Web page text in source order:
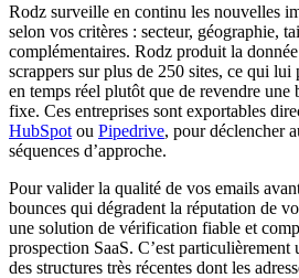
Rodz surveille en continu les nouvelles
selon vos critères : secteur, géographie,
complémentaires. Rodz produit la
scrappers sur plus de 250 sites, ce qui
en temps réel plutôt que de revendre une
fixe. Ces entreprises sont exportables
HubSpot ou Pipedrive, pour déclencher
séquences d’approche.
Pour valider la qualité de vos emails
bounces qui dégradent la réputation de
une solution de vérification fiable et
prospection SaaS. C’est
des structures très récentes dont les